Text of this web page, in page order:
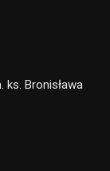
Bronisława